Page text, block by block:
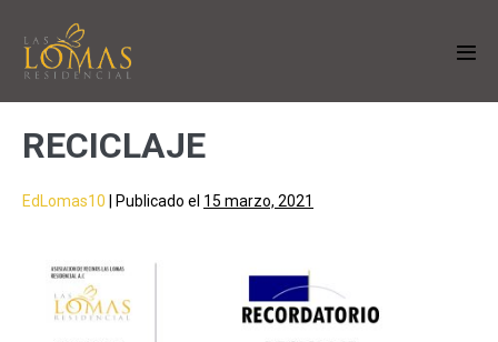
RECICLAJE
EdLomas10 | Publicado el 15 marzo, 2021